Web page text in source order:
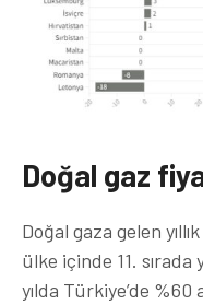
Doğal gaz
Doğal gaza gelen
ülke içinde 11. sırada
yılda Türkiye’de